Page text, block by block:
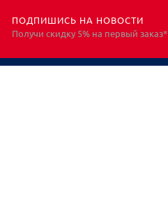
ПОДПИШИСЬ НА НОВОСТИ
Получи скидку 5% на первый заказ*